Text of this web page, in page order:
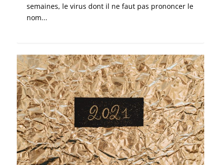
semaines, le virus dont il ne faut pas prononcer le
nom...